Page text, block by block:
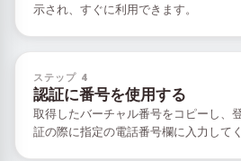
示され、すぐに利用できます。
ステップ 4
認証に番号を使用する
取得したバーチャル番号をコピーし、
証の際に指定の電話番号欄に入力してく